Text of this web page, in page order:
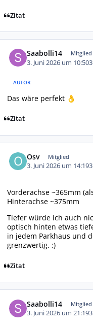
Zitat
Saabolli14 Mitglied
3. Juni 2026 um 10:50
AUTOR
Das wäre perfekt 👌
Zitat
Osv Mitglied
3. Juni 2026 um 14:19
Vorderachse ~365mm
Hinterachse ~375mm
Tiefer würde ich auch
optisch hinten etwas
in jedem Parkhaus und
grenzwertig. ;)
Zitat
Saabolli14 Mitglied
3. Juni 2026 um 21:19